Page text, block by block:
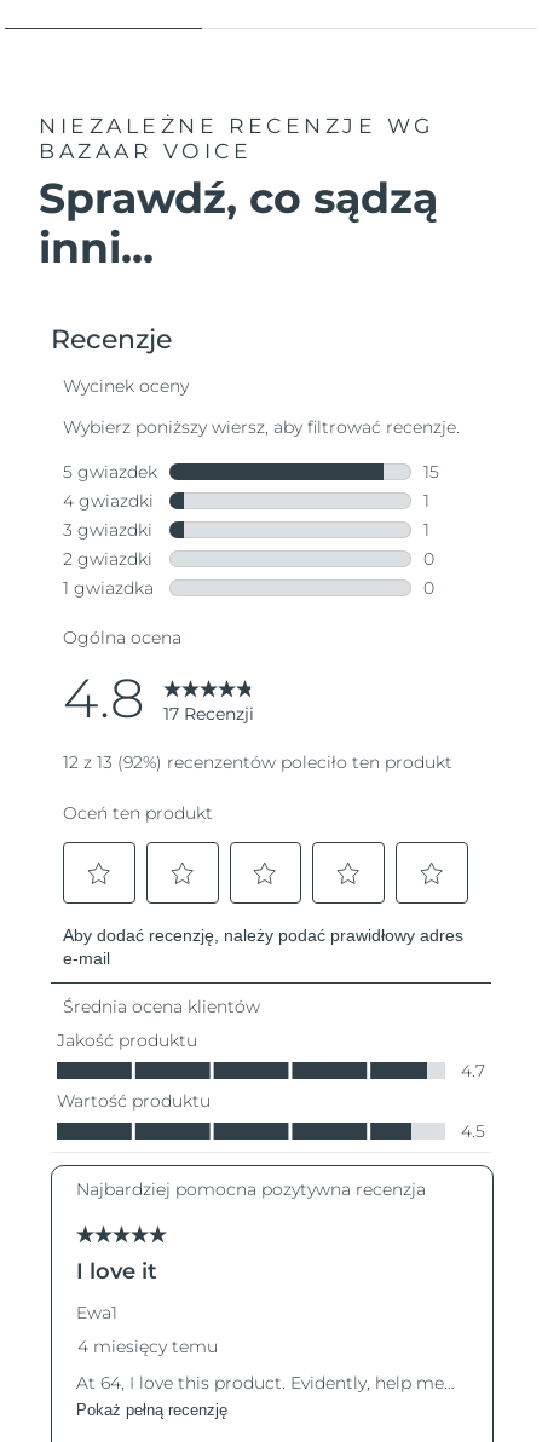
NIEZALEŻNE RECENZJE
WG
BAZAAR VOICE
Sprawdź, co sądzą
inni...